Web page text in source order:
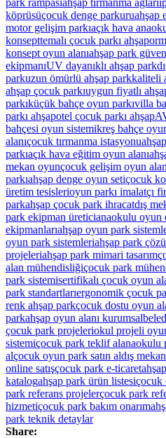
köprüsüçocuk denge parkuruahşap
motor gelişim parkıaçık hava
konsepttemalı çocuk parkı ahşap
konsept oyun alanıahşap park
ekipmanıUV dayanıklı ahşap park
parkuzun ömürlü ahşap parkkaliteli
ahşap çocuk parkıuygun fiyatlı
parkıküçük bahçe oyun parkıvilla
parkı ahşapotel çocuk parkı ahşap
bahçesi oyun sistemikreş bahçe
alanıçocuk tırmanma istasyonu
parkıaçık hava eğitim oyun alanı
mekan oyunçocuk gelişim oyun
parkıahşap denge oyun setiçocuk
üretim tesislerioyun parkı imalatçı
parkahşap çocuk park ihracatdış
park ekipman üreticianaokulu oyun
ekipmanlarıahşap oyun park
oyun park sistemleriahşap park
projeleriahşap park mimari tasarım
alan mühendisliğiçocuk park
park sistemisertifikalı çocuk oyun
park standartlarıergonomik çocuk
renk ahşap parkçocuk dostu oyun
parkahşap oyun alanı kurumsal
çocuk park projeleriokul projeli
sistemiçocuk park teklif alanaokulu
alçocuk oyun park satın aldış
online satışçocuk park e-ticaret
katalogahşap park ürün listesiçocuk
park referans projelerçocuk park
hizmetiçocuk park bakım onarım
park teknik detaylar
Share: